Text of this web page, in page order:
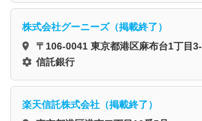
株式会社グーニーズ（掲載終了）
〒106-0041 東京都港区麻布台1丁目
森JPタワー
信託銀行
楽天信託株式会社（掲載終了）